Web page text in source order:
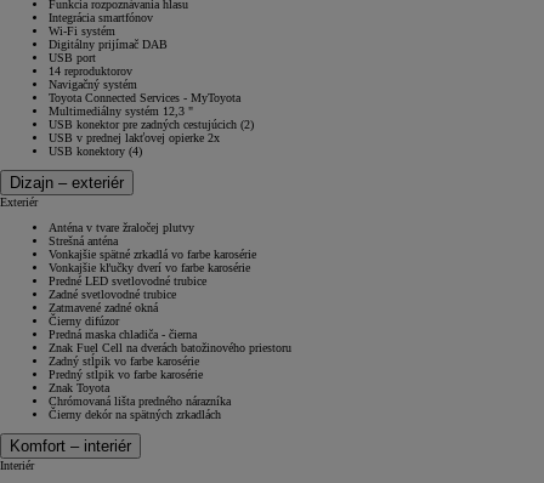
Funkcia rozpoznávania hlasu
Integrácia smartfónov
Wi-Fi systém
Digitálny prijímač DAB
USB port
14 reproduktorov
Navigačný systém
Toyota Connected Services - MyToyota
Multimediálny systém 12,3 "
USB konektor pre zadných cestujúcich (2)
USB v prednej lakťovej opierke 2x
USB konektory (4)
Dizajn – exteriér
Exteriér
Anténa v tvare žraločej plutvy
Strešná anténa
Vonkajšie spätné zrkadlá vo farbe karosérie
Vonkajšie kľučky dverí vo farbe karosérie
Predné LED svetlovodné trubice
Zadné svetlovodné trubice
Zatmavené zadné okná
Čierny difúzor
Predná maska chladiča - čierna
Znak Fuel Cell na dverách batožinového priestoru
Zadný stĺpik vo farbe karosérie
Predný stĺpik vo farbe karosérie
Znak Toyota
Chrómovaná lišta predného nárazníka
Čierny dekór na spätných zrkadlách
Komfort – interiér
Interiér